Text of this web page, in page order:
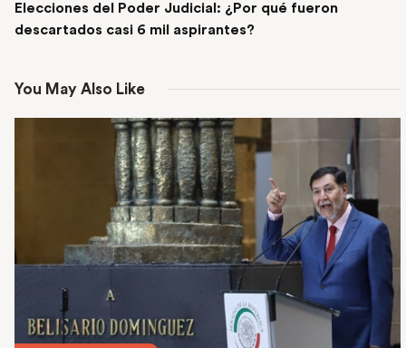
Elecciones del Poder Judicial: ¿Por qué fueron
descartados casi 6 mil aspirantes?
You May Also Like